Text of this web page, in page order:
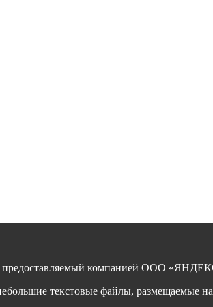
предоставляемый компанией ООО
текстовые файлы, размещаемые на